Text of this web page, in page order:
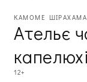
КАМОМЕ ШІРАХАМА
Ательє
12+